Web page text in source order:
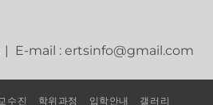
| E-mail : ertsinfo@gmail.com
수진 학위과정 입학안내 갤러리